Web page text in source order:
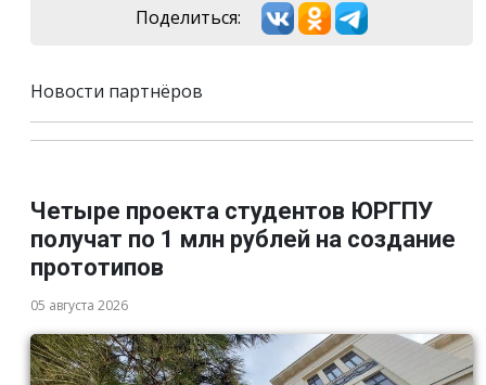
Поделиться:
Новости партнёров
Четыре проекта студентов ЮРГПУ
получат по 1 млн рублей на создание
прототипов
05 августа 2026